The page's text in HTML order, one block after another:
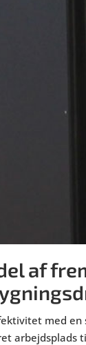
af
med en
arbejdsplads